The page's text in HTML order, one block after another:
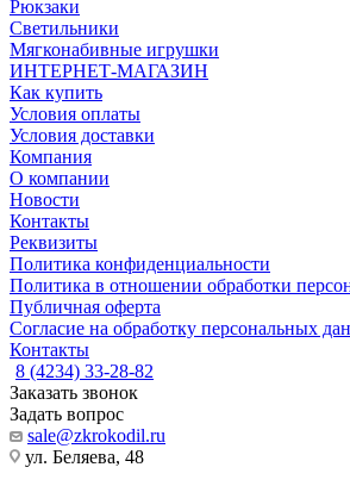
Рюкзаки
Светильники
Мягконабивные игрушки
ИНТЕРНЕТ-МАГАЗИН
Как купить
Условия оплаты
Условия доставки
Компания
О компании
Новости
Контакты
Реквизиты
Политика конфиденциальности
Политика в отношении обработки
Публичная оферта
Согласие на обработку персональных
Контакты
8 (4234) 33-28-82
Заказать звонок
Задать вопрос
sale@zkrokodil.ru
ул. Беляева, 48